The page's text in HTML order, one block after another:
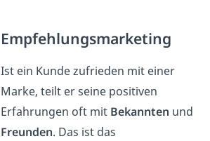
Empfehlungsmarketing
Ist ein Kunde zufrieden mit einer
Marke, teilt er seine positiven
Erfahrungen oft mit Bekannten und
Freunden. Das ist das